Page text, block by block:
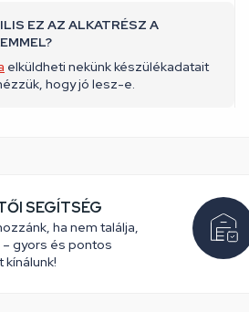
EZ AZ ALKATRÉSZ A
elküldheti nekünk készülékadatait
hogy jó lesz-e.
SEGÍTSÉG
ha nem találja,
– gyors és pontos